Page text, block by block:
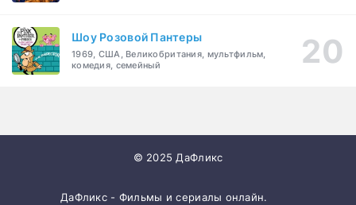
Шоу Розовой Пантеры
1969, США, Великобритания, мультфильм,
комедия, семейный
© 2025 ДаФликс
ДаФликс - Фильмы и сериалы онлайн.